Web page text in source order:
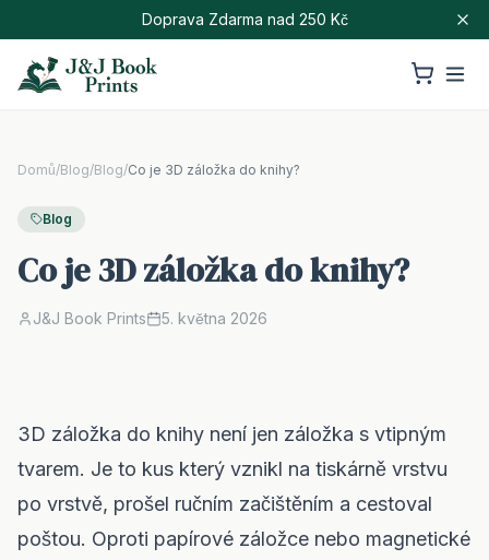
Doprava Zdarma nad 250 Kč
Sledujte nás na Instagramu @jjbookprints
Domů/Blog/Blog/Co je 3D záložka do knihy?
Blog
Co je 3D záložka do knihy?
J&J Book Prints 5. května 2026
3D záložka do knihy není jen záložka s vtipným
tvarem. Je to kus který vznikl na tiskárně vrstvu
po vrstvě, prošel ručním začištěním a cestoval
poštou. Oproti papírové záložce nebo magnetické